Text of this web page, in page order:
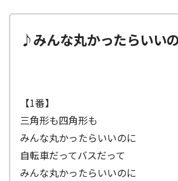
♪みんな丸かったらいい
【1番】
三角形も四角形も
みんな丸かったらいいのに
自転車だってバスだって
みんな丸かったらいいのに